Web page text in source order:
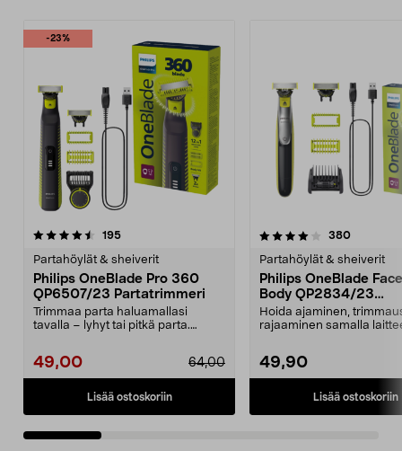
-23%
195arvostelut
Partahöylät & sheiverit
Philips OneBlade Pro 360
QP6507/23 Partatrimmeri
Trimmaa parta haluamallasi
tavalla – lyhyt tai pitkä parta.
49,00 64,00
Lisää ostoskoriin
4.0 viidestä
380arvostelut
Partahöylät & sheiverit
Philips OneBlade
Body QP2834/23
Sähkökäyttöinen
Hoida ajaminen,
rajaaminen samalla
49,90
Lisää ostoskoriin
3.5 viidestä